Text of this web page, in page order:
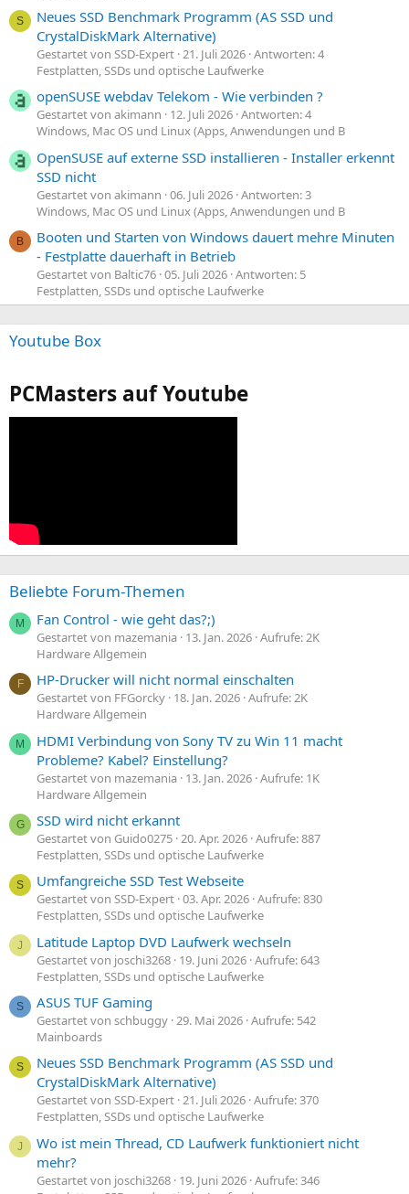
S
Neues SSD Benchmark Programm (AS SSD und
CrystalDiskMark Alternative)
Gestartet von SSD-Expert 21. Juli 2026 Antworten: 4
Festplatten, SSDs und optische Laufwerke
openSUSE webdav Telekom - Wie verbinden ?
Gestartet von akimann 12. Juli 2026 Antworten: 4
Windows, Mac OS und Linux (Apps, Anwendungen und B
OpenSUSE auf externe SSD installieren - Installer erkennt
SSD nicht
Gestartet von akimann 06. Juli 2026 Antworten: 3
Windows, Mac OS und Linux (Apps, Anwendungen und B
B
Booten und Starten von Windows dauert mehre Minuten
- Festplatte dauerhaft in Betrieb
Gestartet von Baltic76 05. Juli 2026 Antworten: 5
Festplatten, SSDs und optische Laufwerke
Youtube Box
PCMasters auf Youtube
Beliebte Forum-Themen
M Fan Control - wie geht das?;)
Gestartet von mazemania 13. Jan. 2026 Aufrufe: 2K
Hardware Allgemein
F HP-Drucker will nicht normal einschalten
Gestartet von FFGorcky 18. Jan. 2026 Aufrufe: 2K
Hardware Allgemein
M
HDMI Verbindung von Sony TV zu Win 11 macht
Probleme? Kabel? Einstellung?
Gestartet von mazemania 13. Jan. 2026 Aufrufe: 1K
Hardware Allgemein
G SSD wird nicht erkannt
Gestartet von Guido0275 20. Apr. 2026 Aufrufe: 887
Festplatten, SSDs und optische Laufwerke
S Umfangreiche SSD Test Webseite
Gestartet von SSD-Expert 03. Apr. 2026 Aufrufe: 830
Festplatten, SSDs und optische Laufwerke
J Latitude Laptop DVD Laufwerk wechseln
Gestartet von joschi3268 19. Juni 2026 Aufrufe: 643
Festplatten, SSDs und optische Laufwerke
S ASUS TUF Gaming
Gestartet von schbuggy 29. Mai 2026 Aufrufe: 542
Mainboards
S
Neues SSD Benchmark Programm (AS SSD und
CrystalDiskMark Alternative)
Gestartet von SSD-Expert 21. Juli 2026 Aufrufe: 370
Festplatten, SSDs und optische Laufwerke
J
Wo ist mein Thread, CD Laufwerk funktioniert nicht
mehr?
Gestartet von joschi3268 19. Juni 2026 Aufrufe: 346